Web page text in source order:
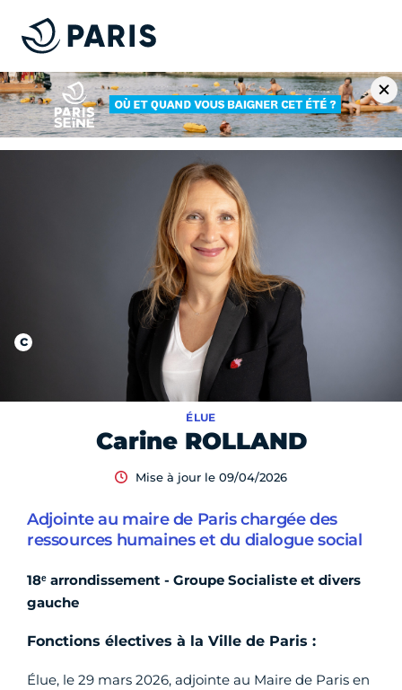
Carine ROLLAND
ÉLUE
Mise à jour le 09/04/2026
Adjointe au maire de Paris chargée des
ressources humaines et du dialogue social
18ᵉ arrondissement - Groupe Socialiste et divers
gauche
Fonctions électives à la Ville de Paris :
Élue, le 29 mars 2026, adjointe au Maire de Paris en